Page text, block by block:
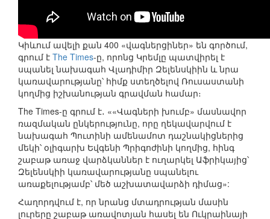
Կիևում ավելի քան 400 «վագներցիներ» են գործում,
գրում է The Times-ը, որոնց Կրեմլը պատվիրել է
սպանել նախագահ Վլադիմիր Զելենսկիին և նրա
կառավարությանը՝ հիմք ստեղծելով Ռուսաստանի
կողմից իշխանության գրավման համար։
The Times-ը գրում է․ ««Վագների խումբ» մասնավոր
ռազմական ընկերությունը, որը ղեկավարվում է
նախագահ Պուտինի ամենամոտ դաշնակիցներից
մեկի՝ օլիգարխ Եվգենի Պրիգոժինի կողմից, հինգ
շաբաթ առաջ վարձկաններ է ուղարկել Աֆրիկայից՝
Զելենսկիի կառավարությանը սպանելու
առաքելությամբ՝ մեծ աշխատավարձի դիմաց»:
Հաղորդվում է, որ նրանց մտադրության մասին
լուրերը շաբաթ առավոտյան հասել են Ուկրաինայի